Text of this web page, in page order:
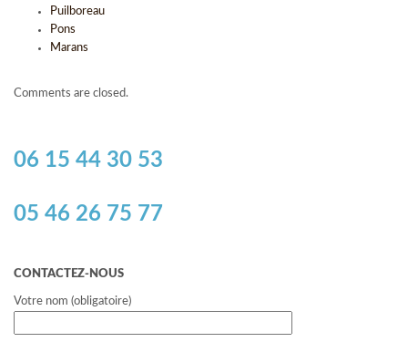
Puilboreau
Pons
Marans
Comments are closed.
06 15 44 30 53
05 46 26 75 77
CONTACTEZ-NOUS
Votre nom (obligatoire)